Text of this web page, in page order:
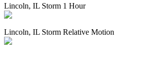
Lincoln, IL Storm 1 Hour
Lincoln, IL Storm Relative Motion